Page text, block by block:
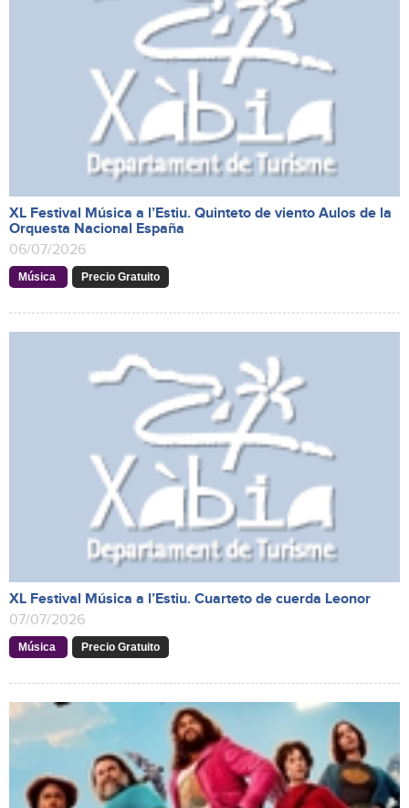
XL Festival Música a l’Estiu. Quinteto de viento Aulos de la
Orquesta Nacional España
06/07/2026
Música Precio Gratuito
XL Festival Música a l’Estiu. Cuarteto de cuerda Leonor
07/07/2026
Música Precio Gratuito